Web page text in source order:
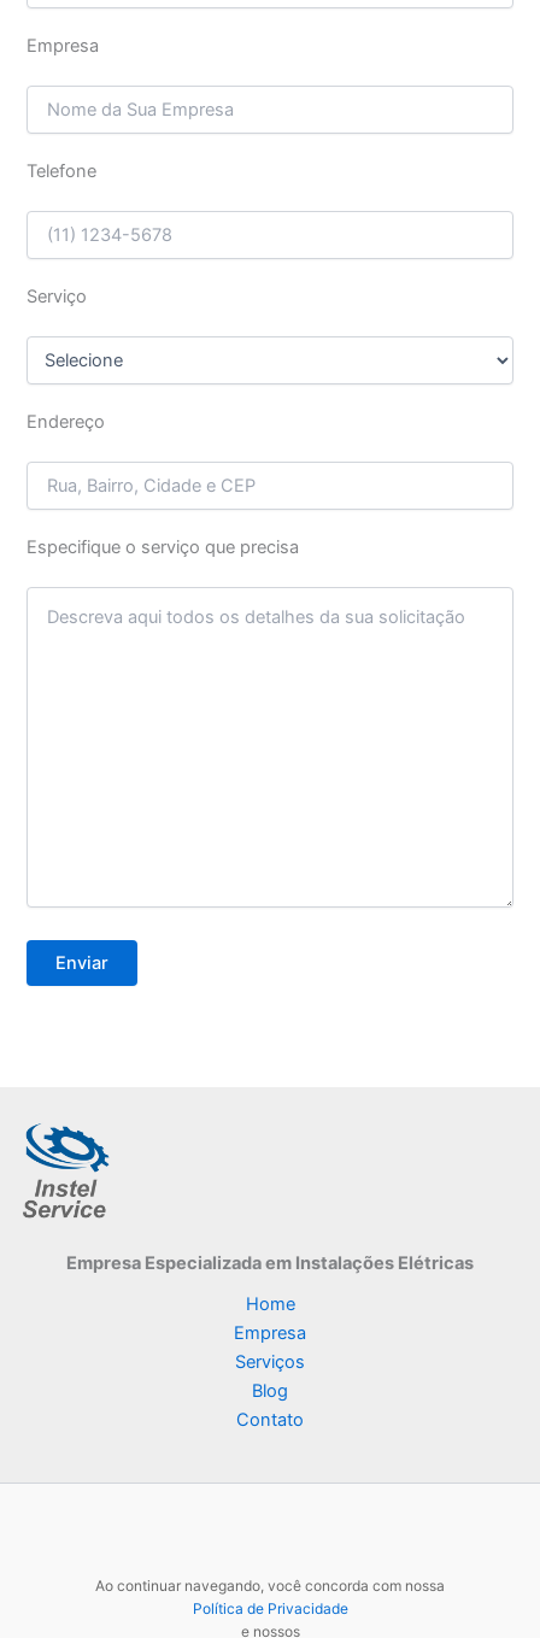
Empresa
Telefone
Serviço
Endereço
Especifique o serviço que precisa
Empresa Especializadaem Instalações Elétricas
Home
Empresa
Serviços
Blog
Contato
Ao continuar navegando, você concorda com nossa
Política de Privacidade
e nossos